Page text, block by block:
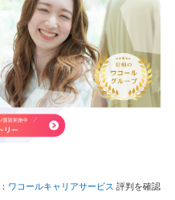
ワコールキャリアサービス 評判を確認